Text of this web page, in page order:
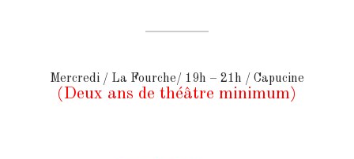
Mercredi / La Fourche/ 19h – 21h / Capucine
(Deux ans de théâtre minimum)